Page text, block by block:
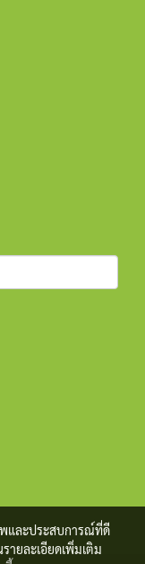
พและประสบการณ์ที่ดี
ายละเอียดเพิ่มเติม